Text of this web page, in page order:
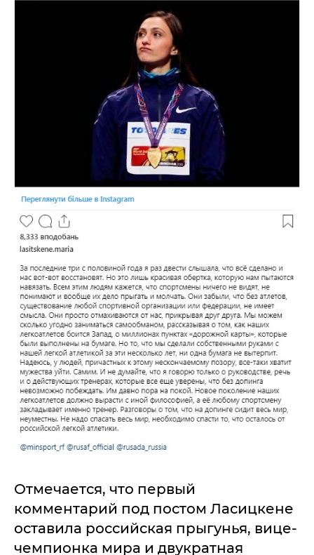
Отмечается, что первый
комментарий под постом Ласицкене
оставила российская прыгунья, вице-
чемпионка мира и двукратная